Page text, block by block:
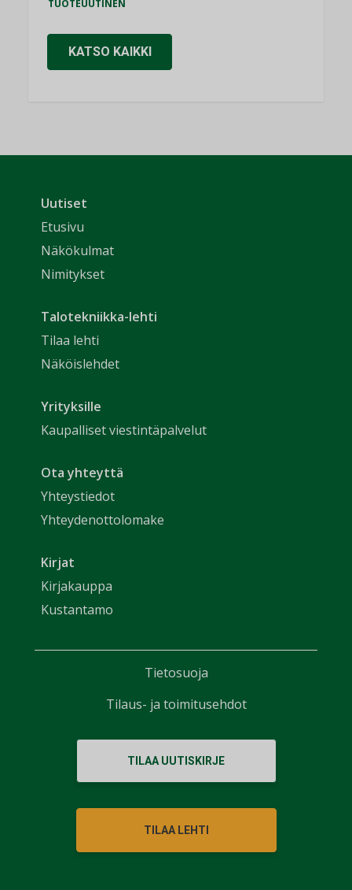
TUOTEUUTINEN
KATSO KAIKKI
Uutiset
Etusivu
Näkökulmat
Nimitykset
Talotekniikka-lehti
Tilaa lehti
Näköislehdet
Yrityksille
Kaupalliset viestintäpalvelut
Ota yhteyttä
Yhteystiedot
Yhteydenottolomake
Kirjat
Kirjakauppa
Kustantamo
TILAA UUTISKIRJE
TILAA LEHTI
Tietosuoja
Tilaus- ja toimitusehdot